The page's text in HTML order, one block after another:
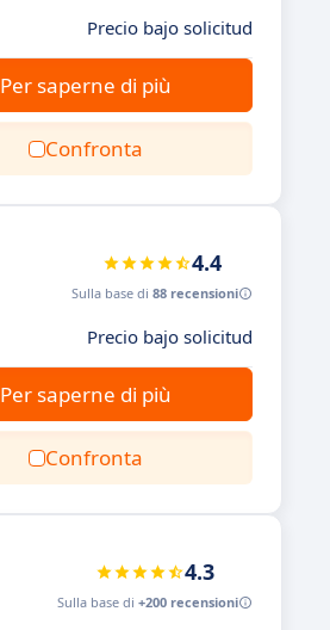
Precio bajo solicitud
Per saperne di più
Confronta
4.4
Sulla base di 88 recensioni
Precio bajo solicitud
Per saperne di più
Confronta
4.3
Sulla base di +200 recensioni